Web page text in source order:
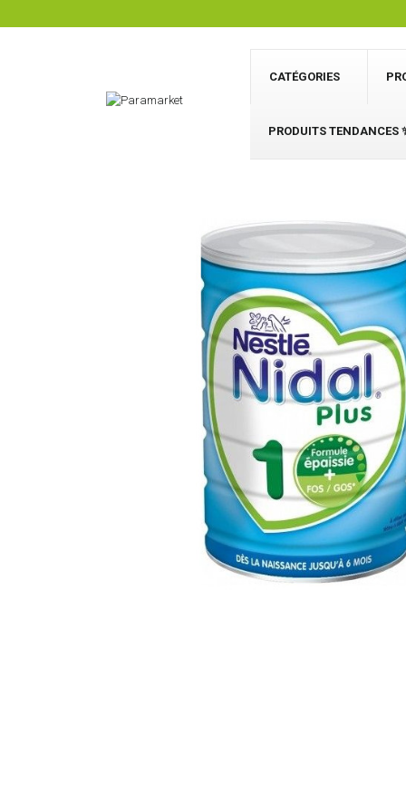
CATÉGORIES
PRODUITS TENDANCES